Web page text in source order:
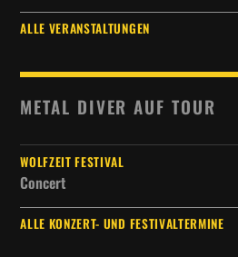
ALLE VERANSTALTUNGEN
METAL DIVER AUF TOUR
WOLFZEIT FESTIVAL
Concert
ALLE KONZERT- UND FESTIVALTERMINE